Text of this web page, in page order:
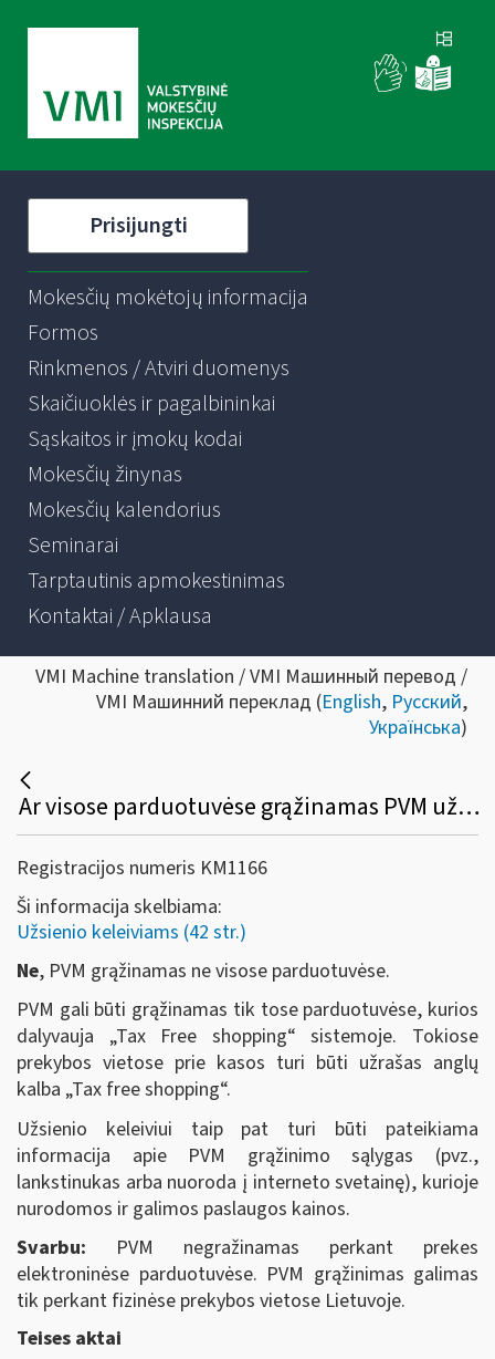
Prisijungti
Mokesčių mokėtojų informacija
Formos
Rinkmenos / Atviri duomenys
Skaičiuoklės ir pagalbininkai
Sąskaitos ir įmokų kodai
Mokesčių žinynas
Mokesčių kalendorius
Seminarai
Tarptautinis apmokestinimas
Kontaktai / Apklausa
VMI Machine translation / VMI Машинный перевод /
VMI Машинний переклад (English, Русский,
Українська)
Ar visose parduotuvėse grąžinamas PVM už užsienio keleivio įsigytas prekes?
Registracijos numeris KM1166
Ši informacija skelbiama:
Užsienio keleiviams (42 str.)
Ne, PVM grąžinamas ne visose parduotuvėse.
PVM gali būti grąžinamas tik tose parduotuvėse, kurios
dalyvauja „Tax Free shopping“ sistemoje. Tokiose
prekybos vietose prie kasos turi būti užrašas anglų
kalba „Tax free shopping“.
Užsienio keleiviui taip pat turi būti pateikiama
informacija apie PVM grąžinimo sąlygas (pvz.,
lankstinukas arba nuoroda į interneto svetainę), kurioje
nurodomos ir galimos paslaugos kainos.
Svarbu: PVM negražinamas perkant prekes
elektroninėse parduotuvėse. PVM grąžinimas galimas
tik perkant fizinėse prekybos vietose Lietuvoje.
Teises aktai